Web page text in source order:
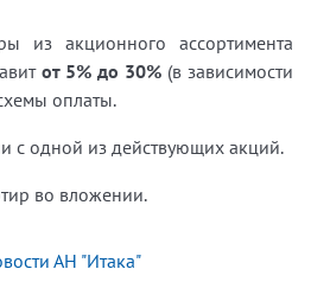
из акционного ассортимента
от 5% до 30% (в зависимости
оплаты.
с одной из действующих акций.
во вложении.
АН "Итака"